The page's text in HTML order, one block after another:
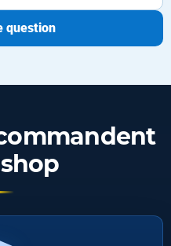
question